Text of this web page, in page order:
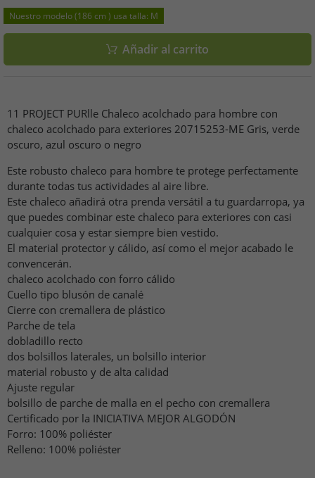
Nuestro modelo (186 cm ) usa talla: M
Añadir al carrito
11 PROJECT PURlle Chaleco acolchado para hombre con
chaleco acolchado para exteriores 20715253-ME Gris, verde
oscuro, azul oscuro o negro
Este robusto chaleco para hombre te protege perfectamente
durante todas tus actividades al aire libre.
Este chaleco añadirá otra prenda versátil a tu guardarropa, ya
que puedes combinar este chaleco para exteriores con casi
cualquier cosa y estar siempre bien vestido.
El material protector y cálido, así como el mejor acabado le
convencerán.
chaleco acolchado con forro cálido
Cuello tipo blusón de canalé
Cierre con cremallera de plástico
Parche de tela
dobladillo recto
dos bolsillos laterales, un bolsillo interior
material robusto y de alta calidad
Ajuste regular
bolsillo de parche de malla en el pecho con cremallera
Certificado por la INICIATIVA MEJOR ALGODÓN
Forro: 100% poliéster
Relleno: 100% poliéster